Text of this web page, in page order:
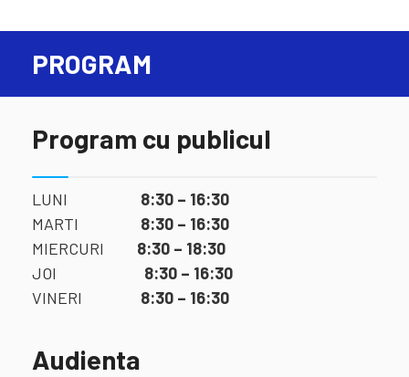
PROGRAM
Program cu publicul
LUNI 8:30 – 16:30
MARTI 8:30 – 16:30
MIERCURI 8:30 – 18:30
JOI 8:30 – 16:30
VINERI 8:30 – 16:30
Audienta